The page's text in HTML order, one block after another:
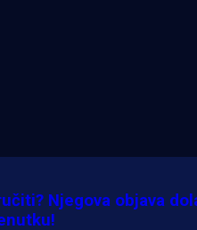
Njegova objava